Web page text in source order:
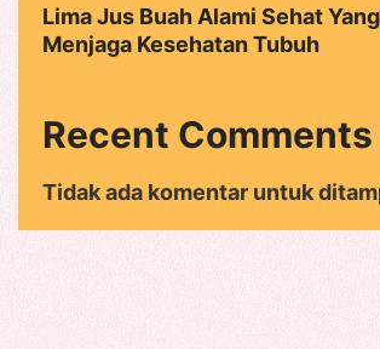
Lima Jus Buah Alami Sehat
Menjaga Kesehatan Tubuh
Recent Comments
Tidak ada komentar untuk